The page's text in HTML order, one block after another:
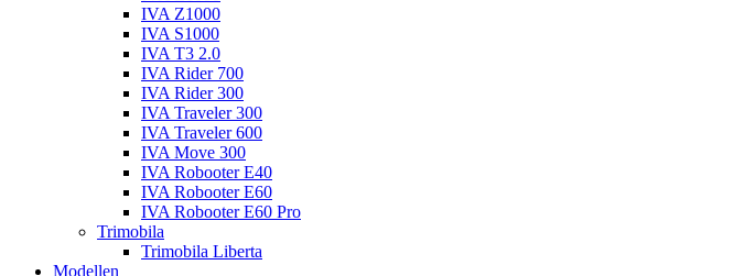
IVA Z1000
IVA S1000
IVA T3 2.0
IVA Rider 700
IVA Rider 300
IVA Traveler 300
IVA Traveler 600
IVA Move 300
IVA Robooter E40
IVA Robooter E60
IVA Robooter E60 Pro
Trimobila
Trimobila Liberta
Modellen